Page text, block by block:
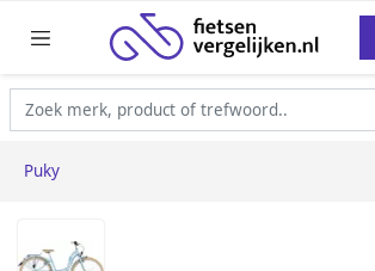
Puky